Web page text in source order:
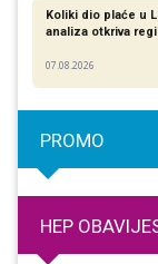
Koliki dio plaće u
analiza otkriva
07.08.2026
PROMO
HEP